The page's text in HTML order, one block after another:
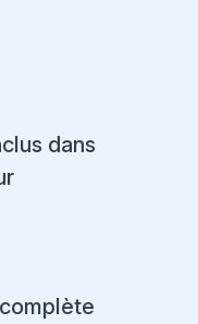
dans